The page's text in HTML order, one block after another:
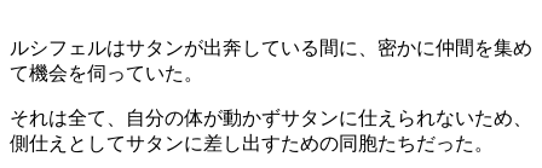
ルシフェルはサタンが出奔している間に、密かに仲間を集め
て機会を伺っていた。
それは全て、自分の体が動かずサタンに仕えられないため、
側仕えとしてサタンに差し出すための同胞たちだった。